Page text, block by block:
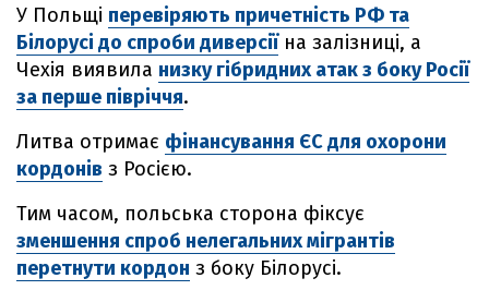
У Польщі перевіряють причетність РФ та
Білорусі до спроби диверсіїна залізниці, а
Чехія виявила низку гібридних атак з боку Росії
за перше півріччя.
Литва отримає фінансування ЄС для охорони
кордонів з Росією.
Тим часом, польська сторона фіксує
зменшення спроб нелегальних мігрантів
перетнути кордон з боку Білорусі.